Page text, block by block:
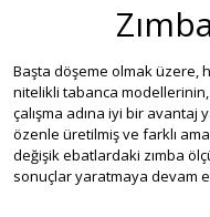
Başta döşeme olmak üzere,
nitelikli tabanca
çalışma adına iyi bir avantaj
özenle üretilmiş ve farklı
değişik ebatlardaki zımba
sonuçlar yaratmaya devam